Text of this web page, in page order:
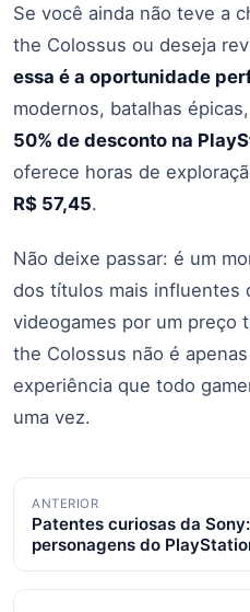
Se você ainda não teve a
the Colossus ou deseja
essa é a oportunidade
modernos, batalhas
50% de desconto na
oferece horas de
R$ 57,45.
Não deixe passar: é um
dos títulos mais influentes
videogames por um preço
the Colossus não é
experiência que todo
uma vez.
Navegação
de
posts
ANTERIOR
Patentes curiosas da
personagens do